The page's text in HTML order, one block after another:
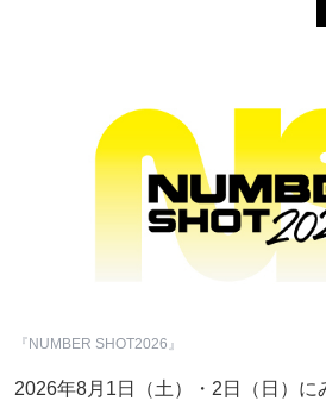
『NUMBER SHOT2026』
2026年8月1日（土）・2日（日）